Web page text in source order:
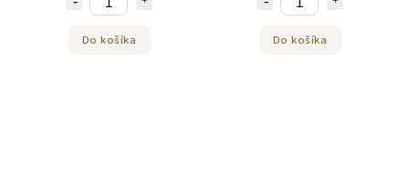
Do košíka Do košíka